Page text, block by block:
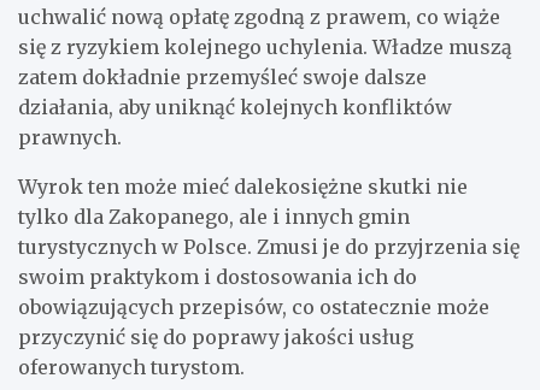
uchwalić nową opłatę zgodną z prawem, co wiąże
się z ryzykiem kolejnego uchylenia. Władze muszą
zatem dokładnie przemyśleć swoje dalsze
działania, aby uniknąć kolejnych konfliktów
prawnych.
Wyrok ten może mieć dalekosiężne skutki nie
tylko dla Zakopanego, ale i innych gmin
turystycznych w Polsce. Zmusi je do przyjrzenia się
swoim praktykom i dostosowania ich do
obowiązujących przepisów, co ostatecznie może
przyczynić się do poprawy jakości usług
oferowanych turystom.